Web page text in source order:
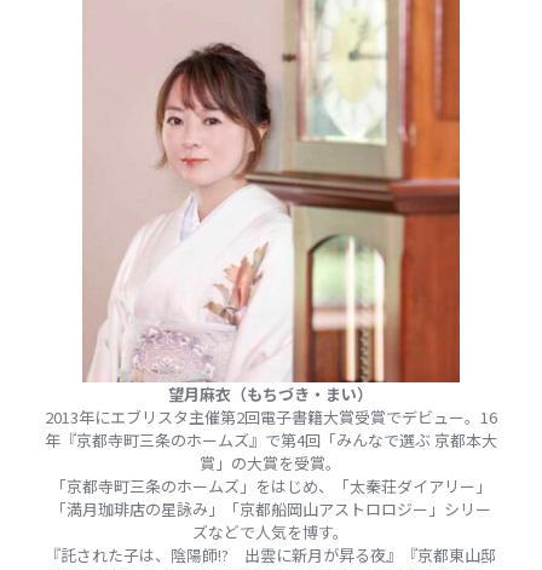
望月麻衣（もちづき・まい）
2013年にエブリスタ主催第2回電子書籍大賞受賞でデビュー。16
年『京都寺町三条のホームズ』で第4回「みんなで選ぶ 京都本大
賞」の大賞を受賞。
「京都寺町三条のホームズ」をはじめ、「太秦荘ダイアリー」
「満月珈琲店の星詠み」「京都船岡山アストロロジー」シリー
ズなどで人気を博す。
『託された子は、陰陽師!? 出雲に新月が昇る夜』『京都東山邸